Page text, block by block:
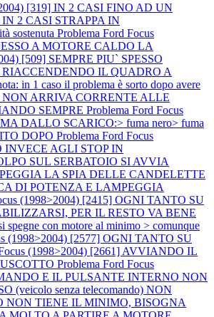
[319] IN 2 CASI FINO AD UN
2 CASI STRAPPA IN
sostenuta Problema Ford Focus
A MOTORE CALDO LA
[509] SEMPRE PIU` SPESSO
IL QUADRO A
in 1 caso il problema è sorto dopo avere
NON ARRIVA CORRENTE ALLE
SEMPRE Problema Ford Focus
DALLO SCARICO:> fuma nero> fuma
DOPO Problema Ford Focus
AGLI STOP IN
SUL SERBATOIO SI AVVIA
LA SPIA DELLE CANDELETTE
DI POTENZA E LAMPEGGIA
(1998>2004) [2415] OGNI TANTO SU
PER IL RESTO VA BENE
con motore al minimo > comunque
(1998>2004) [2577] OGNI TANTO SU
(1998>2004) [2661] AVVIANDO IL
Problema Ford Focus
E IL PULSANTE INTERNO NON
(veicolo senza telecomando) NON
NON TIENE IL MINIMO, BISOGNA